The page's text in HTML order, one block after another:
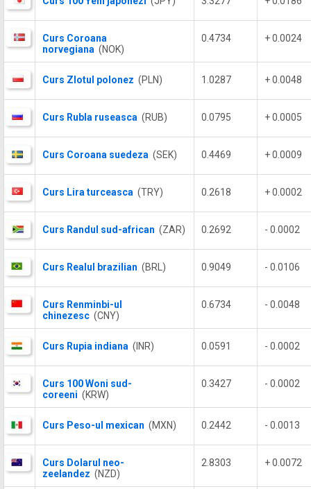
Curs Coroana
norvegiana (NOK)
0.4734 + 0.0024
Curs Zlotul polonez (PLN) 1.0287 + 0.0048
Curs Rubla ruseasca (RUB) 0.0795 + 0.0005
Curs Coroana suedeza (SEK) 0.4469 + 0.0009
Curs Lira turceasca (TRY) 0.2618 + 0.0002
Curs Randul sud-african (ZAR) 0.2692 - 0.0002
Curs Realul brazilian (BRL) 0.9049 - 0.0106
Curs Renminbi-ul
chinezesc (CNY)
0.6734 - 0.0048
Curs Rupia indiana (INR) 0.0591 - 0.0002
Curs 100 Woni sud-
coreeni (KRW)
0.3427 - 0.0002
Curs Peso-ul mexican (MXN) 0.2442 - 0.0013
Curs Dolarul neo-
zeelandez (NZD)
2.8303 + 0.0072